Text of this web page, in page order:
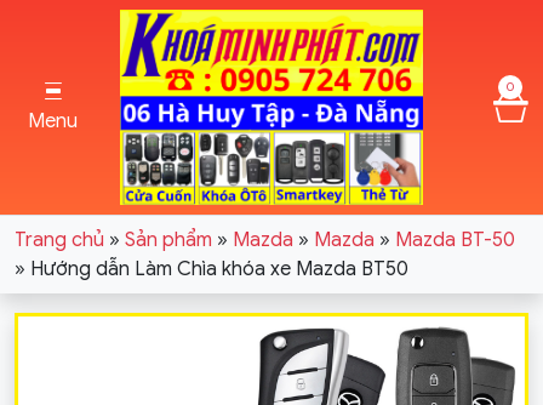
Menu
0
Trang chủ » Sản phẩm » Mazda » Mazda » Mazda BT-50
» Hướng dẫn Làm Chìa khóa xe Mazda BT50